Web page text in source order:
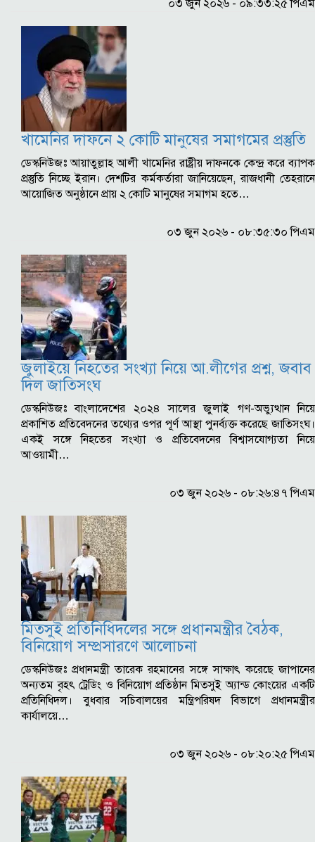
০৩ জুন ২০২৬ - ০৯:৩৩:২৫ পিএম
খামেনির দাফনে ২ কোটি মানুষের সমাগমের প্রস্তুতি
ডেস্কনিউজঃ আয়াতুল্লাহ আলী খামেনির রাষ্ট্রীয় দাফনকে কেন্দ্র করে ব্যাপক
প্রস্তুতি নিচ্ছে ইরান। দেশটির কর্মকর্তারা জানিয়েছেন, রাজধানী তেহরানে
আয়োজিত অনুষ্ঠানে প্রায় ২ কোটি মানুষের সমাগম হতে…
০৩ জুন ২০২৬ - ০৮:৩৫:৩০ পিএম
জুলাইয়ে নিহতের সংখ্যা নিয়ে আ.লীগের প্রশ্ন, জবাব
দিল জাতিসংঘ
ডেস্কনিউজঃ বাংলাদেশের ২০২৪ সালের জুলাই গণ-অভ্যুত্থান নিয়ে
প্রকাশিত প্রতিবেদনের তথ্যের ওপর পূর্ণ আস্থা পুনর্ব্যক্ত করেছে জাতিসংঘ।
একই সঙ্গে নিহতের সংখ্যা ও প্রতিবেদনের বিশ্বাসযোগ্যতা নিয়ে
আওয়ামী…
০৩ জুন ২০২৬ - ০৮:২৬:৪৭ পিএম
মিতসুই প্রতিনিধিদলের সঙ্গে প্রধানমন্ত্রীর বৈঠক,
বিনিয়োগ সম্প্রসারণে আলোচনা
ডেস্কনিউজঃ প্রধানমন্ত্রী তারেক রহমানের সঙ্গে সাক্ষাৎ করেছে জাপানের
অন্যতম বৃহৎ ট্রেডিং ও বিনিয়োগ প্রতিষ্ঠান মিতসুই অ্যান্ড কোংয়ের একটি
প্রতিনিধিদল। বুধবার সচিবালয়ের মন্ত্রিপরিষদ বিভাগে প্রধানমন্ত্রীর
কার্যালয়ে…
০৩ জুন ২০২৬ - ০৮:২০:২৫ পিএম